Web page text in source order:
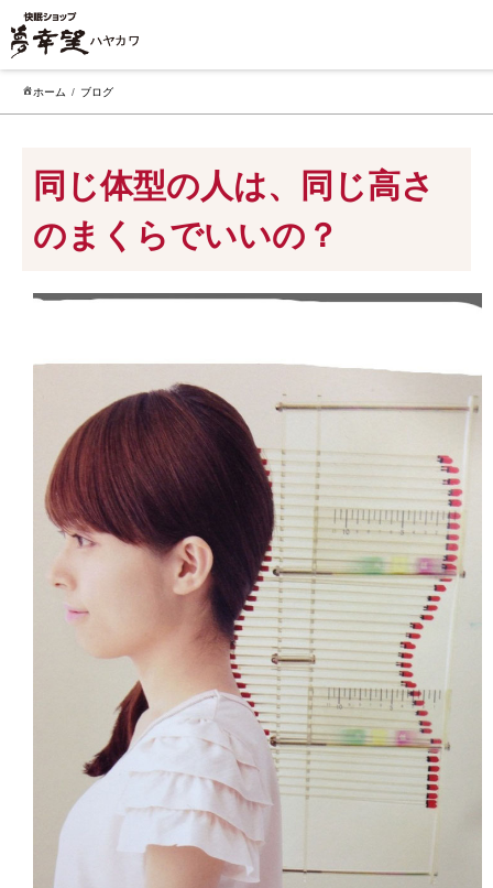
ホーム ブログ
同じ体型の人は、同じ高さ
のまくらでいいの？